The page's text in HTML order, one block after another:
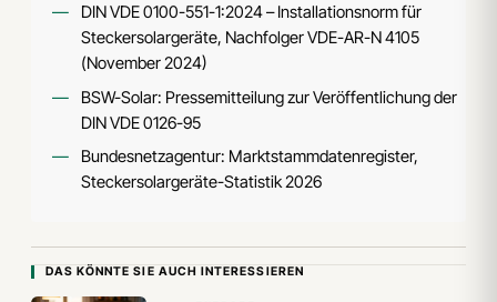
DIN VDE 0100-551-1:2024 – Installationsnorm für
Steckersolargeräte, Nachfolger VDE-AR-N 4105
(November 2024)
BSW-Solar: Pressemitteilung zur Veröffentlichung der
DIN VDE 0126-95
Bundesnetzagentur: Marktstammdatenregister,
Steckersolargeräte-Statistik 2026
DAS KÖNNTE SIE AUCH INTERESSIEREN